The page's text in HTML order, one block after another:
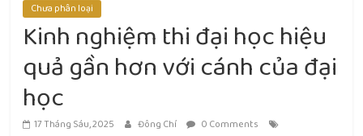
Chưa phân loại
Kinh nghiệm thi đại học hiệu
quả gần hơn với cánh của đại
học
17 Tháng Sáu, 2025 Đông Chí
0 Comments